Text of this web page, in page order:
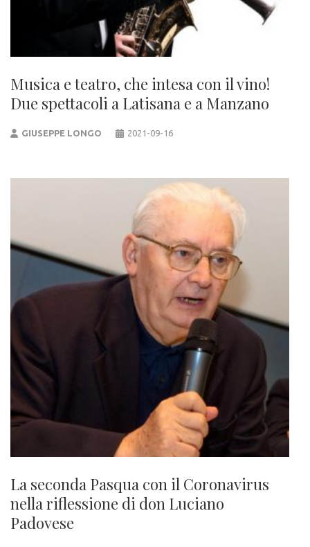
Musica e teatro, che intesa con il vino!
Due spettacoli a Latisana e a Manzano
GIUSEPPE LONGO 2021-09-16
La seconda Pasqua con il Coronavirus
nella riflessione di don Luciano
Padovese